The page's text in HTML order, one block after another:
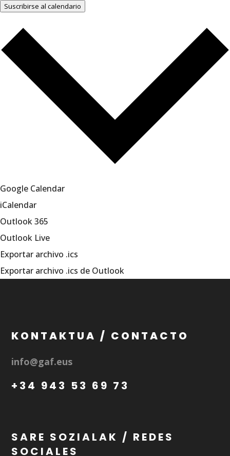
Suscribirse al calendario
Google Calendar
iCalendar
Outlook 365
Outlook Live
Exportar archivo .ics
Exportar archivo .ics de Outlook
KONTAKTUA / CONTACTO
info@gaf.eus
+34 943 53 69 73
SARE SOZIALAK / REDES
SOCIALES